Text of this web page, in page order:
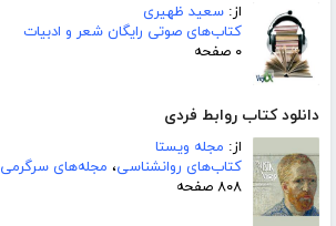
از: سعید ظهیری
کتاب‌های صوتی رایگان شعر و ادبیات
۰ صفحه
دانلود کتاب روابط فردی
از: مجله ویستا
کتاب‌های روانشناسی، مجله‌های سرگرمی
۸۰۸ صفحه